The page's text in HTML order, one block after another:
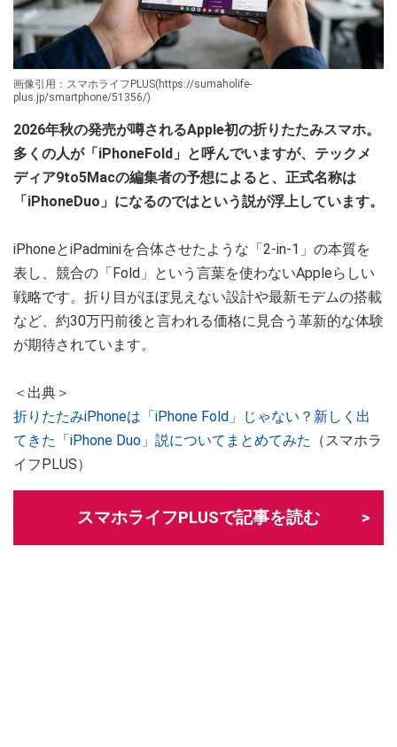
画像引用：スマホライフPLUS(https://sumaholife-
plus.jp/smartphone/51356/)
2026年秋の発売が噂されるApple初の折りたたみスマホ。
多くの人が「iPhoneFold」と呼んでいますが、テックメ
ディア9to5Macの編集者の予想によると、正式名称は
「iPhoneDuo」になるのではという説が浮上しています。
iPhoneとiPadminiを合体させたような「2-in-1」の本質を
表し、競合の「Fold」という言葉を使わないAppleらしい
戦略です。折り目がほぼ見えない設計や最新モデムの搭載
など、約30万円前後と言われる価格に見合う革新的な体験
が期待されています。
＜出典＞
折りたたみiPhoneは「iPhone Fold」じゃない？新しく出
てきた「iPhone Duo」説についてまとめてみた
（スマホラ
イフPLUS）
スマホライフPLUSで記事を読む